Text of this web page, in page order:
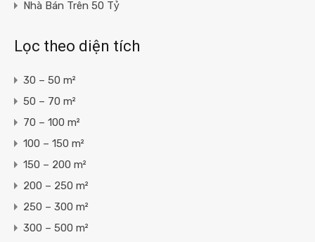
Nhà Bán Trên 50 Tỷ
Lọc theo diện tích
30 – 50 m²
50 – 70 m²
70 – 100 m²
100 – 150 m²
150 – 200 m²
200 – 250 m²
250 – 300 m²
300 – 500 m²